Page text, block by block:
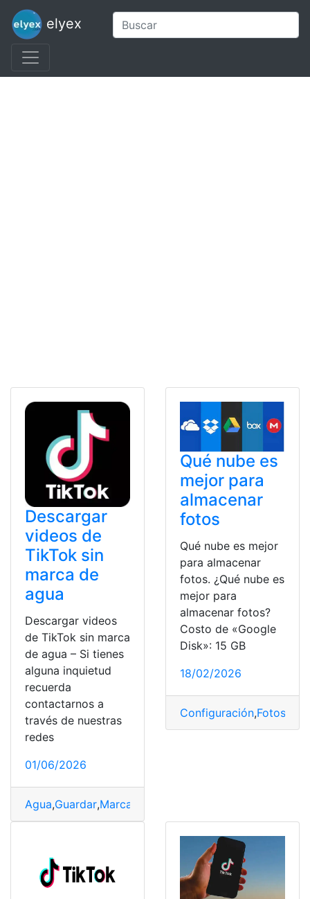
elyex
Descargar
videos de
TikTok sin
marca de
agua
Descargar videos
de TikTok sin marca
de agua – Si tienes
alguna inquietud
recuerda
contactarnos a
través de nuestras
redes
01/06/2026
Agua,Guardar,Marcas
Qué nube es
mejor para
almacenar
fotos
Qué nube es mejor
para almacenar
fotos. ¿Qué nube es
mejor para
almacenar fotos?
Costo de «Google
Disk»: 15 GB
18/02/2026
Configuración,Fotos